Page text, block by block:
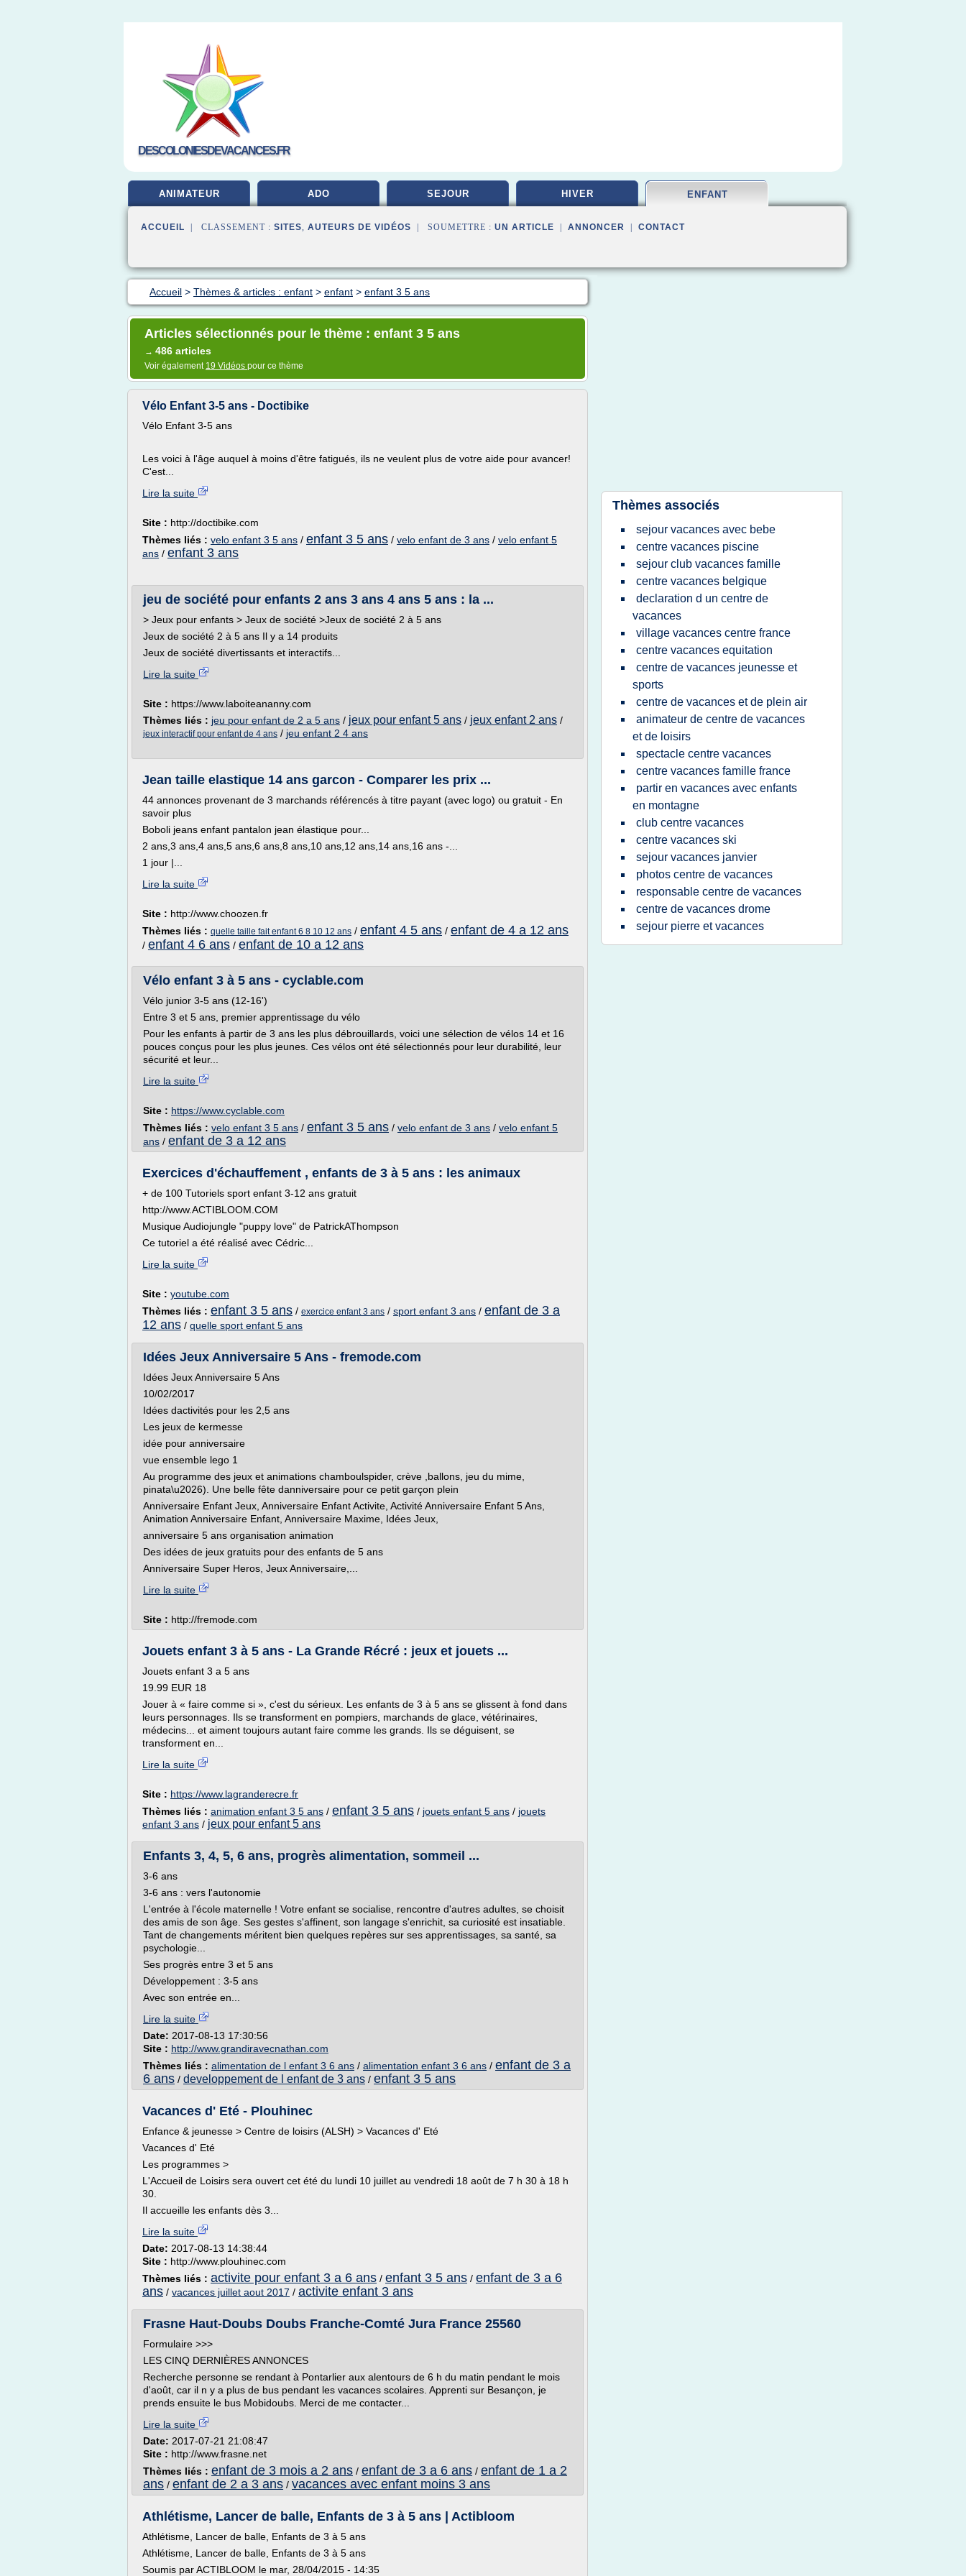
DESCOLONIESDEVACANCES.FR
ANIMATEUR ADO SEJOUR HIVER ENFANT
ACCUEIL | CLASSEMENT : SITES, AUTEURS DE VIDÉOS | SOUMETTRE : UN ARTICLE ANNONCER CONTACT
Accueil > Thèmes & articles : enfant > enfant > enfant 3 5 ans
Articles sélectionnés pour le thème : enfant 3 5 ans
→ 486 articles
Voir également 19 Vidéos pour ce thème
Vélo Enfant 3-5 ans - Doctibike
Vélo Enfant 3-5 ans
Les voici à l'âge auquel à moins d'être fatigués, ils ne veulent plus de votre aide pour avancer!
C'est...
Lire la suite
Site : http://doctibike.com
Thèmes liés : velo enfant 3 5 ans / enfant 3 5 ans / velo enfant de 3 ans / velo enfant 5
ans / enfant 3 ans
jeu de société pour enfants 2 ans 3 ans 4 ans 5 ans : la ...
> Jeux pour enfants > Jeux de société >Jeux de société 2 à 5 ans
Jeux de société 2 à 5 ans Il y a 14 produits
Jeux de société divertissants et interactifs...
Lire la suite
Site : https://www.laboiteananny.com
Thèmes liés : jeu pour enfant de 2 a 5 ans / jeux pour enfant 5 ans / jeux enfant 2 ans /
jeux interactif pour enfant de 4 ans / jeu enfant 2 4 ans
Jean taille elastique 14 ans garcon - Comparer les prix ...
44 annonces provenant de 3 marchands référencés à titre payant (avec logo) ou gratuit - En
savoir plus
Boboli jeans enfant pantalon jean élastique pour...
2 ans,3 ans,4 ans,5 ans,6 ans,8 ans,10 ans,12 ans,14 ans,16 ans -...
1 jour |...
Lire la suite
Site : http://www.choozen.fr
Thèmes liés : quelle taille fait enfant 6 8 10 12 ans / enfant 4 5 ans / enfant de 4 a 12 ans
/ enfant 4 6 ans / enfant de 10 a 12 ans
Vélo enfant 3 à 5 ans - cyclable.com
Vélo junior 3-5 ans (12-16')
Entre 3 et 5 ans, premier apprentissage du vélo
Pour les enfants à partir de 3 ans les plus débrouillards, voici une sélection de vélos 14 et 16
pouces conçus pour les plus jeunes. Ces vélos ont été sélectionnés pour leur durabilité, leur
sécurité et leur...
Lire la suite
Site : https://www.cyclable.com
Thèmes liés : velo enfant 3 5 ans / enfant 3 5 ans / velo enfant de 3 ans / velo enfant 5
ans / enfant de 3 a 12 ans
Exercices d'échauffement , enfants de 3 à 5 ans : les animaux
+ de 100 Tutoriels sport enfant 3-12 ans gratuit
http://www.ACTIBLOOM.COM
Musique Audiojungle "puppy love" de PatrickAThompson
Ce tutoriel a été réalisé avec Cédric...
Lire la suite
Site : youtube.com
Thèmes liés : enfant 3 5 ans / exercice enfant 3 ans / sport enfant 3 ans / enfant de 3 a
12 ans / quelle sport enfant 5 ans
Idées Jeux Anniversaire 5 Ans - fremode.com
Idées Jeux Anniversaire 5 Ans
10/02/2017
Idées dactivités pour les 2,5 ans
Les jeux de kermesse
idée pour anniversaire
vue ensemble lego 1
Au programme des jeux et animations chamboulspider, crève ,ballons, jeu du mime,
pinata\u2026). Une belle fête danniversaire pour ce petit garçon plein
Anniversaire Enfant Jeux, Anniversaire Enfant Activite, Activité Anniversaire Enfant 5 Ans,
Animation Anniversaire Enfant, Anniversaire Maxime, Idées Jeux,
anniversaire 5 ans organisation animation
Des idées de jeux gratuits pour des enfants de 5 ans
Anniversaire Super Heros, Jeux Anniversaire,...
Lire la suite
Site : http://fremode.com
Jouets enfant 3 à 5 ans - La Grande Récré : jeux et jouets ...
Jouets enfant 3 a 5 ans
19.99 EUR 18
Jouer à « faire comme si », c'est du sérieux. Les enfants de 3 à 5 ans se glissent à fond dans
leurs personnages. Ils se transforment en pompiers, marchands de glace, vétérinaires,
médecins... et aiment toujours autant faire comme les grands. Ils se déguisent, se
transforment en...
Lire la suite
Site : https://www.lagranderecre.fr
Thèmes liés : animation enfant 3 5 ans / enfant 3 5 ans / jouets enfant 5 ans / jouets
enfant 3 ans / jeux pour enfant 5 ans
Enfants 3, 4, 5, 6 ans, progrès alimentation, sommeil ...
3-6 ans
3-6 ans : vers l'autonomie
L'entrée à l'école maternelle ! Votre enfant se socialise, rencontre d'autres adultes, se choisit
des amis de son âge. Ses gestes s'affinent, son langage s'enrichit, sa curiosité est insatiable.
Tant de changements méritent bien quelques repères sur ses apprentissages, sa santé, sa
psychologie...
Ses progrès entre 3 et 5 ans
Développement : 3-5 ans
Avec son entrée en...
Lire la suite
Date: 2017-08-13 17:30:56
Site : http://www.grandiravecnathan.com
Thèmes liés : alimentation de l enfant 3 6 ans / alimentation enfant 3 6 ans / enfant de 3 a
6 ans / developpement de l enfant de 3 ans / enfant 3 5 ans
Vacances d' Eté - Plouhinec
Enfance & jeunesse > Centre de loisirs (ALSH) > Vacances d' Eté
Vacances d' Eté
Les programmes >
L'Accueil de Loisirs sera ouvert cet été du lundi 10 juillet au vendredi 18 août de 7 h 30 à 18 h
30.
Il accueille les enfants dès 3...
Lire la suite
Date: 2017-08-13 14:38:44
Site : http://www.plouhinec.com
Thèmes liés : activite pour enfant 3 a 6 ans / enfant 3 5 ans / enfant de 3 a 6
ans / vacances juillet aout 2017 / activite enfant 3 ans
Frasne Haut-Doubs Doubs Franche-Comté Jura France 25560
Formulaire >>>
LES CINQ DERNIÈRES ANNONCES
Recherche personne se rendant à Pontarlier aux alentours de 6 h du matin pendant le mois
d'août, car il n y a plus de bus pendant les vacances scolaires. Apprenti sur Besançon, je
prends ensuite le bus Mobidoubs. Merci de me contacter...
Lire la suite
Date: 2017-07-21 21:08:47
Site : http://www.frasne.net
Thèmes liés : enfant de 3 mois a 2 ans / enfant de 3 a 6 ans / enfant de 1 a 2
ans / enfant de 2 a 3 ans / vacances avec enfant moins 3 ans
Athlétisme, Lancer de balle, Enfants de 3 à 5 ans | Actibloom
Athlétisme, Lancer de balle, Enfants de 3 à 5 ans
Athlétisme, Lancer de balle, Enfants de 3 à 5 ans
Soumis par ACTIBLOOM le mar, 28/04/2015 - 14:35
Thèmes associés
sejour vacances avec bebe
centre vacances piscine
sejour club vacances famille
centre vacances belgique
declaration d un centre de
vacances
village vacances centre france
centre vacances equitation
centre de vacances jeunesse et
sports
centre de vacances et de plein air
animateur de centre de vacances
et de loisirs
spectacle centre vacances
centre vacances famille france
partir en vacances avec enfants
en montagne
club centre vacances
centre vacances ski
sejour vacances janvier
photos centre de vacances
responsable centre de vacances
centre de vacances drome
sejour pierre et vacances